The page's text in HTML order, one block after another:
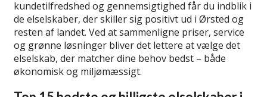
kundetilfredshed og gennemsigtighed får du indblik i
de elselskaber, der skiller sig positivt ud i Ørsted og
resten af landet. Ved at sammenligne priser, service
og grønne løsninger bliver det lettere at vælge det
elselskab, der matcher dine behov bedst – både
økonomisk og miljømæssigt.